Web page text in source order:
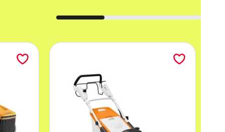
się na mniejsze koszty napraw i
się na oszczędność czasu i energii.
przełączania gniazdek, co zwiększa